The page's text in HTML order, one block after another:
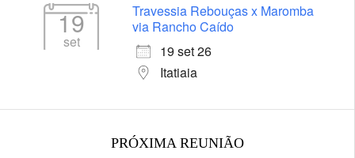
19
set
Travessia Rebouças x Maromba
via Rancho Caído
19 set 26
Itatiaia
PRÓXIMA REUNIÃO